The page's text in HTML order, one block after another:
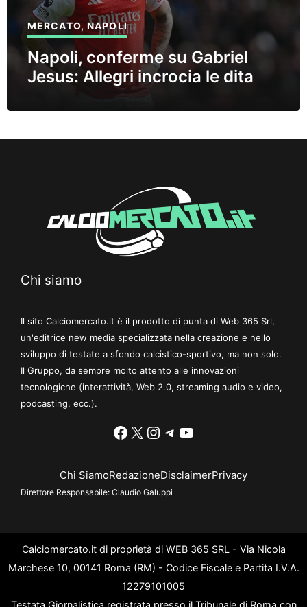
MERCATO,NAPOLI
Napoli, conferme su Gabriel
Jesus: Allegri incrocia le dita
Chi siamo
Il sito Calciomercato.it è il prodotto di punta di Web 365 Srl,
un'editrice new media specializzata nella creazione e nello
sviluppo di testate a sfondo calcistico-sportivo, ma non solo.
Il Gruppo, da sempre molto attento alle innovazioni
tecnologiche (interattività, Web 2.0, streaming audio e video,
podcasting, ecc.).
Facebook
X Instagram
Telegram
YouTube
Chi SiamoRedazioneDisclaimerPrivacy
Direttore Responsabile: Claudio Galuppi
Calciomercato.it di proprietà di WEB 365 SRL - Via Nicola
Marchese 10, 00141 Roma (RM) - Codice Fiscale e Partita I.V.A.
12279101005